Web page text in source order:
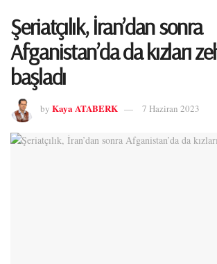
Şeriatçılık, İran’dan sonra
Afganistan’da da kızları
başladı
by Kaya ATABERK 7 Haziran 2023